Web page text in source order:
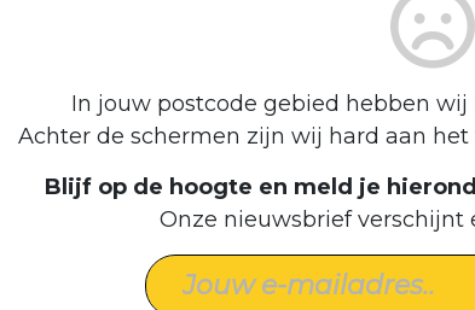
In jouw postcode gebied hebben wij
Achter de schermen zijn wij hard aan
Blijf op de hoogte en meld je
Onze nieuwsbrief verschijnt